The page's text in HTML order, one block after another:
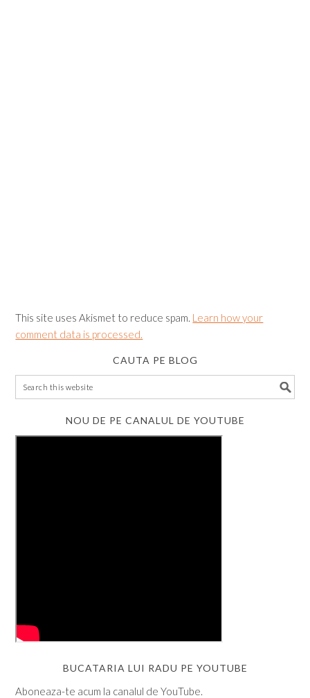
This site uses Akismet to reduce spam. Learn how your
comment data is processed.
CAUTA PE BLOG
NOU DE PE CANALUL DE YOUTUBE
BUCATARIA LUI RADU PE YOUTUBE
Aboneaza-te acum la canalul de YouTube.